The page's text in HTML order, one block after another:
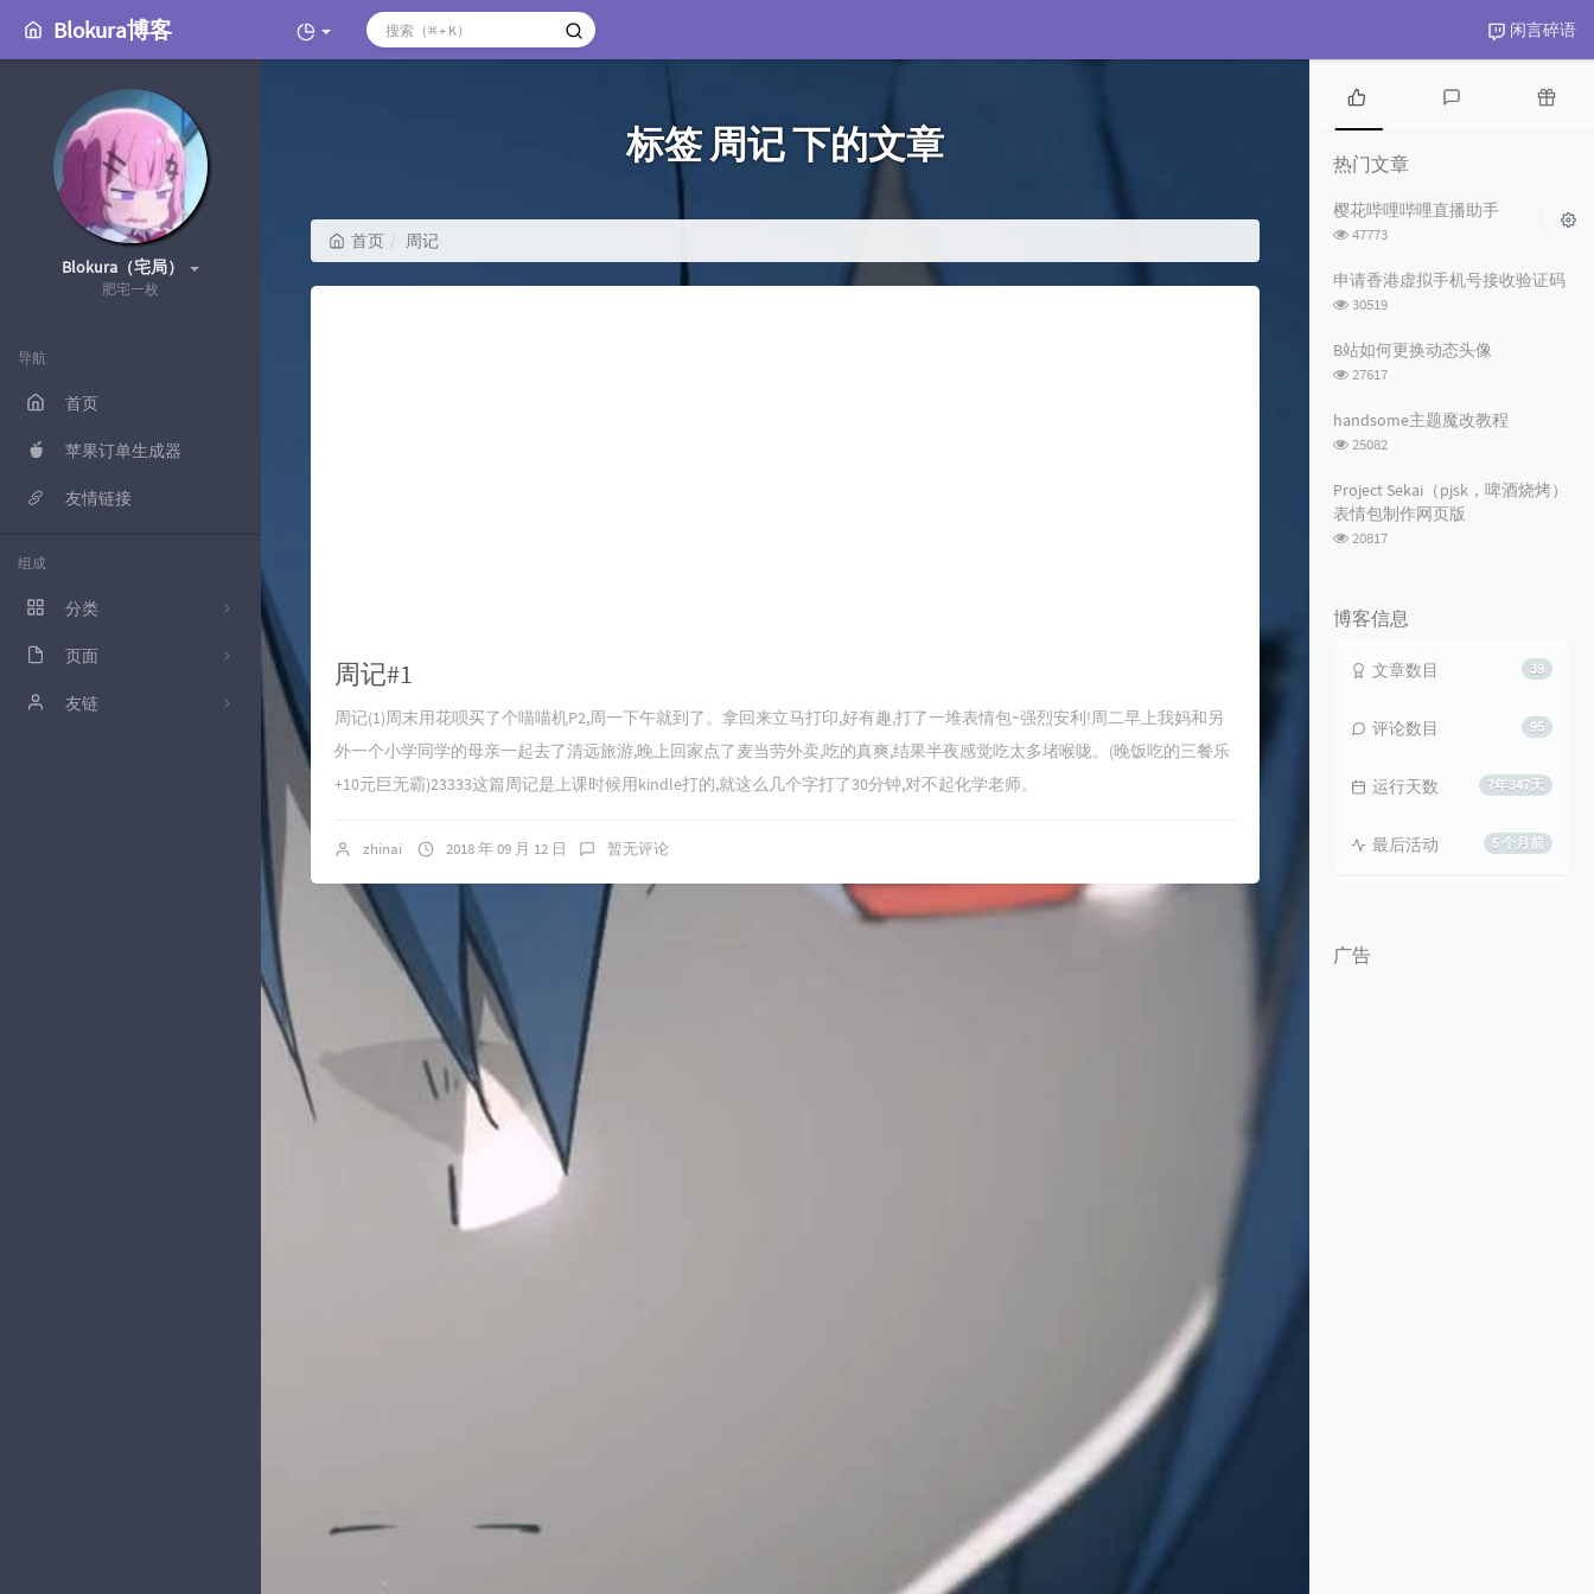
Blokura博客 闲言碎语
Blokura（宅局）
肥宅一枚
导航
首页
苹果订单生成器
友情链接
组成
分类
12
12
页面
留言板
友链
标签 周记 下的文章
首页 周记
周记#1
周记(1)周末用花呗买了个喵喵机P2,周一下午就到了。拿回来立马打印,好有趣,打了一堆表情包~强烈安利!周二早上我妈和另
外一个小学同学的母亲一起去了清远旅游,晚上回家点了麦当劳外卖,吃的真爽,结果半夜感觉吃太多堵喉咙。(晚饭吃的三餐乐
+10元巨无霸)23333这篇周记是上课时候用kindle打的,就这么几个字打了30分钟,对不起化学老师。
zhinai 2018 年 09 月 12 日 暂无评论
热
门
文
章
论
热门文章
樱花哔哩哔哩直播助手
浏
次
数:
47773
申请香港虚拟手机号接收验证码
浏
次
数:
30519
B站如何更换动态头像
浏
次
27617
handsome主题魔改教程
浏
次
数:
25082
Project Sekai（pjsk，啤酒烧烤）
表情包制作网页版
浏
20817
博客信息
39
文章数目
95
评论数目
7年347天
运行天数
5 个月前
最后活动
广告